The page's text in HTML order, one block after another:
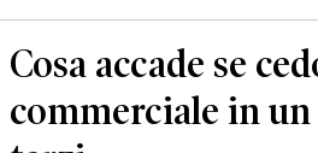
Cosa accade se
commerciale in